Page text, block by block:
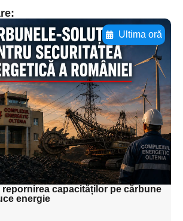
Ultima oră
aici textul pentru
aici
aici
aici
subti
repornirea capacităților pe cărbune
energie